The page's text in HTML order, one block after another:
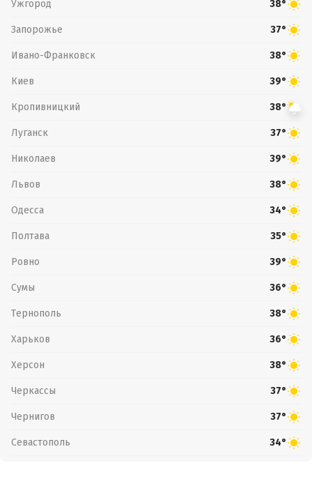
Ужгород 38°
Запорожье 37°
Ивано-Франковск 38°
Киев 39°
Кропивницкий 38°
Луганск 37°
Николаев 39°
Львов 38°
Одесса 34°
Полтава 35°
Ровно 39°
Сумы 36°
Тернополь 38°
Харьков 36°
Херсон 38°
Черкассы 37°
Чернигов 37°
Севастополь 34°